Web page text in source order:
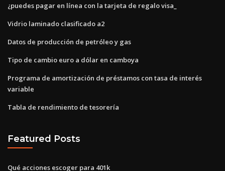
¿puedes pagar en línea con la tarjeta de regalo visa_
Vidrio laminado clasificado a2
Datos de producción de petróleo y gas
Tipo de cambio euro a dólar en camboya
Programa de amortización de préstamos con tasa de interés
variable
Tabla de rendimiento de tesorería
Featured Posts
Qué acciones escoger para 401k